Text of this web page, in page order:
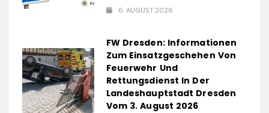
6. AUGUST 2026
FW Dresden: Informationen
Zum Einsatzgeschehen Von
Feuerwehr Und
Rettungsdienst In Der
Landeshauptstadt Dresden
Vom 3. August 2026